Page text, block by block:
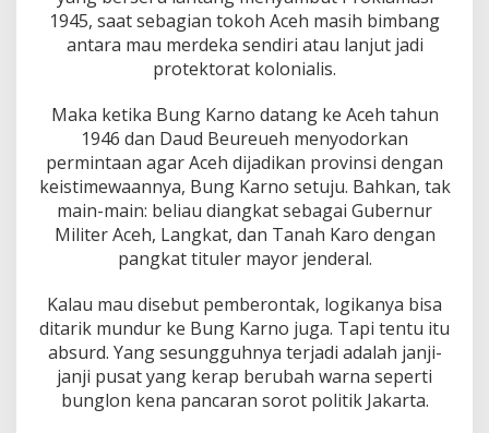
1945, saat sebagian tokoh Aceh masih bimbang
antara mau merdeka sendiri atau lanjut jadi
protektorat kolonialis.
Maka ketika Bung Karno datang ke Aceh tahun
1946 dan Daud Beureueh menyodorkan
permintaan agar Aceh dijadikan provinsi dengan
keistimewaannya, Bung Karno setuju. Bahkan, tak
main-main: beliau diangkat sebagai Gubernur
Militer Aceh, Langkat, dan Tanah Karo dengan
pangkat tituler mayor jenderal.
Kalau mau disebut pemberontak, logikanya bisa
ditarik mundur ke Bung Karno juga. Tapi tentu itu
absurd. Yang sesungguhnya terjadi adalah janji-
janji pusat yang kerap berubah warna seperti
bunglon kena pancaran sorot politik Jakarta.